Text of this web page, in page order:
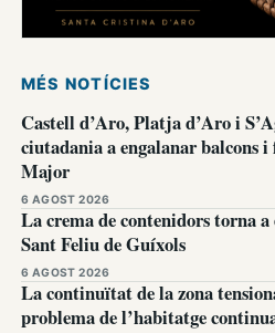
MÉS NOTÍCIES
Castell d’Aro, Platja d’Aro i
ciutadania a engalanar balcons i
Major
6 AGOST 2026
La crema de contenidors torna a
Sant Feliu de Guíxols
6 AGOST 2026
La continuïtat de la zona
problema de l’habitatge